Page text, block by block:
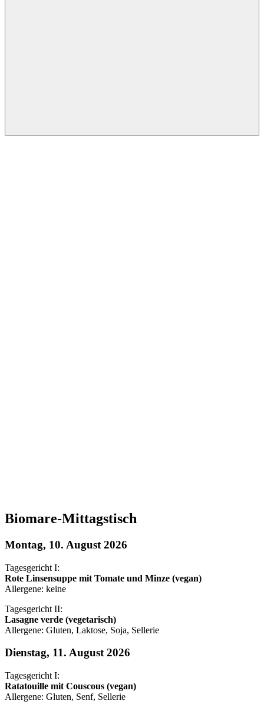
Biomare-Mittagstisch
Montag, 10. August 2026
Tagesgericht I:
Rote Linsensuppe mit Tomate und Minze (vegan)
Allergene: keine
Tagesgericht II:
Lasagne verde (vegetarisch)
Allergene: Gluten, Laktose, Soja, Sellerie
Dienstag, 11. August 2026
Tagesgericht I:
Ratatouille mit Couscous (vegan)
Allergene: Gluten, Senf, Sellerie